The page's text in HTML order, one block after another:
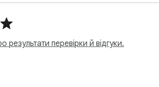
Windows
Mac
та безвідволікаючий досвід
виправлення шрифтів, кольорів або
результати перевірки й відгуки.